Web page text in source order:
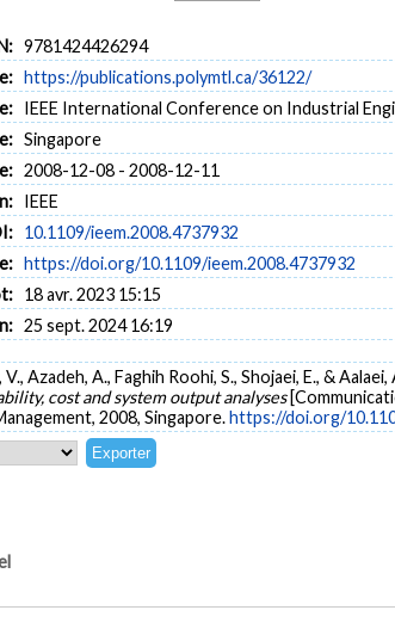
9781424426294
https://publications.polymtl.ca/36122/
IEEE International Conference on Industrial
Singapore
2008-12-08 - 2008-12-11
IEEE
10.1109/ieem.2008.4737932
https://doi.org/10.1109/ieem.2008.4737932
18 avr. 2023 15:15
25 sept. 2024 16:19
Azadeh, A., Faghih Roohi, S., Shojaei, E., &
cost and system output analyses
2008, Singapore.https://doi.org/